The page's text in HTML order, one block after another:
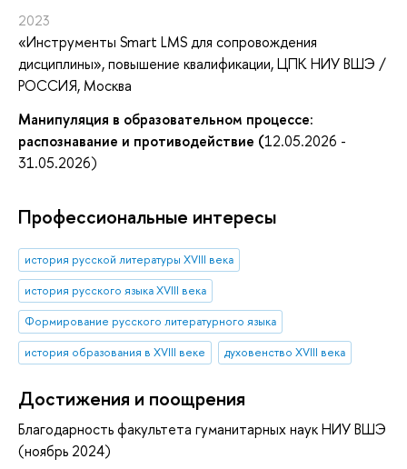
2023
«Инструменты Smart LMS для сопровождения
дисциплины», повышение квалификации, ЦПК НИУ ВШЭ /
РОССИЯ, Москва
Манипуляция в образовательном процессе:
распознавание и противодействие (12.05.2026 -
31.05.2026)
Профессиональные интересы
история русской литературы XVIII века
история русского языка XVIII века
Формирование русского литературного языка
история образования в XVIII веке
духовенство XVIII века
Достижения и поощрения
Благодарность факультета гуманитарных наук НИУ ВШЭ
(ноябрь 2024)